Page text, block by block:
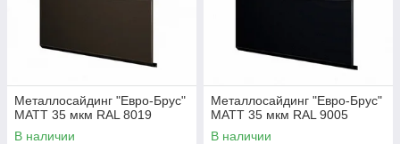
Металлосайдинг "Евро-Брус"
МАТТ 35 мкм RAL 8019
В наличии
Металлосайдинг "Евро-Брус"
МАТТ 35 мкм RAL 9005
В наличии